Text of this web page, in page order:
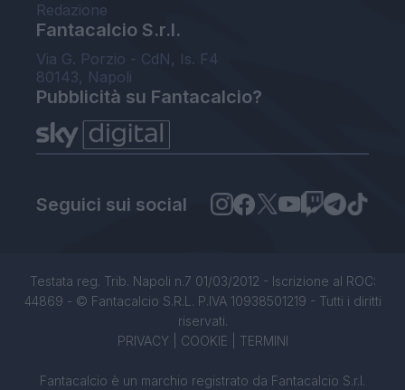
Redazione
Fantacalcio S.r.l.
Via G. Porzio - CdN, Is. F4
80143, Napoli
Pubblicità su Fantacalcio?
Seguici sui social
Testata reg. Trib. Napoli n.7 01/03/2012 - Iscrizione al ROC:
44869 - © Fantacalcio S.R.L. P.IVA 10938501219 - Tutti i diritti
riservati.
PRIVACY| COOKIE TERMINI
Fantacalcio è un marchio registrato da Fantacalcio S.r.l.